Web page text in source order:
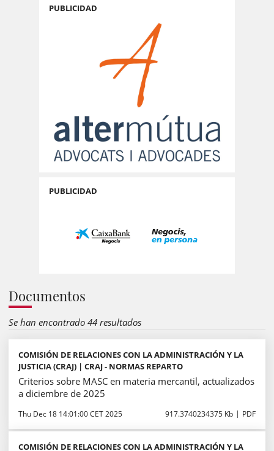
PUBLICIDAD
PUBLICIDAD
Documentos
Se han encontrado 44 resultados
COMISIÓN DE RELACIONES CON LA ADMINISTRACIÓN Y LA
JUSTICIA (CRAJ) | CRAJ - NORMAS REPARTO
Criterios sobre MASC en materia mercantil, actualizados
a diciembre de 2025
Thu Dec 18 14:01:00 CET 2025 917.3740234375 Kb PDF
COMISIÓN DE RELACIONES CON LA ADMINISTRACIÓN Y LA